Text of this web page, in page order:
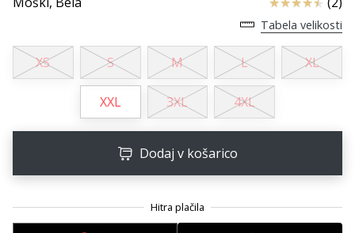
Tabela velikosti
XS S M L XL
XXL 3XL 4XL
Dodaj v košarico